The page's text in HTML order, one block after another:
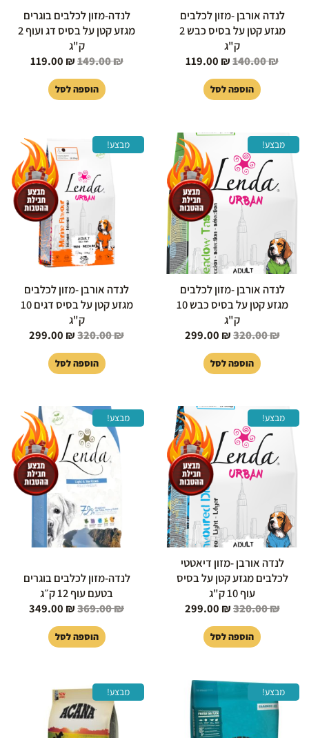
לנדה אורבן -מזון לכלבים
מגזע קטן על בסיס כבש 2
ק"ג
140.00₪
119.00 ₪
הוספה לסל
לנדה-מזון לכלבים בוגרים
מגזע קטן על בסיס דג ועוף 2
ק"ג
149.00₪
119.00 ₪
הוספה לסל
מבצע!
לנדה אורבן -מזון לכלבים
מגזע קטן על בסיס כבש 10
ק"ג
320.00₪
המחיר
המקורי
היה:
320.00 ₪.
299.00 ₪
המחיר
הנוכחי
הוא:
299.00 ₪.
הוספה לסל
מבצע!
לנדה אורבן -מזון לכלבים
מגזע קטן על בסיס דגים 10
ק"ג
320.00₪
המקורי
היה:
320.00 ₪.
299.00 ₪
המחיר
הנוכחי
הוא:
₪.
הוספה לסל
מבצע!
לנדה אורבן -מזון דיאטטי
לכלבים מגזע קטן על בסיס
עוף 10 ק"ג
320.00₪
המחיר
המקורי
היה:
320.00 ₪.
299.00 ₪
המחיר
הנוכחי
הוא:
299.00 ₪.
הוספה לסל
מבצע!
לנדה-מזון לכלבים בוגרים
בטעם עוף 12 ק״ג
369.00₪
המחיר
המקורי
היה:
369.00 ₪.
349.00 ₪
המחיר
הנוכחי
הוא:
₪.
הוספה לסל
מבצע!
המחיר
המקורי
היה:
419.00 ₪.
מבצע!
המחיר
המקורי
היה:
249.00 ₪.